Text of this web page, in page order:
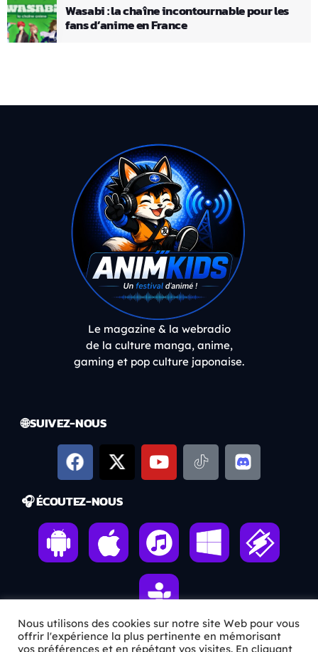
Wasabi : la chaîne incontournable pour les
fans d’anime en France
Le magazine & la webradio
de la culture manga, anime,
gaming et pop culture japonaise.
🌐 SUIVEZ-NOUS
🎧 ÉCOUTEZ-NOUS
Nous utilisons des cookies sur notre site Web pour vous
offrir l'expérience la plus pertinente en mémorisant
vos préférences et en répétant vos visites. En cliquant